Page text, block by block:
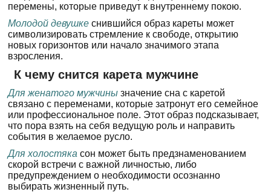
перемены, которые приведут к внутреннему покою.
Молодой девушке снившийся образ кареты может
символизировать стремление к свободе, открытию
новых горизонтов или начало значимого этапа
взросления.
К чему снится карета мужчине
Для женатого мужчины значение сна с каретой
связано с переменами, которые затронут его семейное
или профессиональное поле. Этот образ подсказывает,
что пора взять на себя ведущую роль и направить
события в желаемое русло.
Для холостяка сон может быть предзнаменованием
скорой встречи с важной личностью, либо
предупреждением о необходимости осознанно
выбирать жизненный путь.